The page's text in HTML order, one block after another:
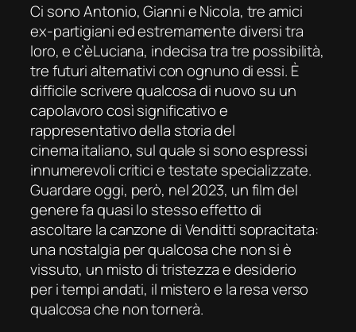
Ci sono Antonio, Gianni e Nicola, tre amici
ex-partigiani ed estremamente diversi tra
loro, e c’èLuciana, indecisa tra tre possibilità,
tre futuri alternativi con ognuno di essi. È
difficile scrivere qualcosa di nuovo su un
capolavoro così significativo e
rappresentativo della storia del
cinema italiano, sul quale si sono espressi
innumerevoli critici e testate specializzate.
Guardare oggi, però, nel 2023, un film del
genere fa quasi lo stesso effetto di
ascoltare la canzone di Venditti sopracitata:
una nostalgia per qualcosa che non si è
vissuto, un misto di tristezza e desiderio
per i tempi andati, il mistero e la resa verso
qualcosa che non tornerà.